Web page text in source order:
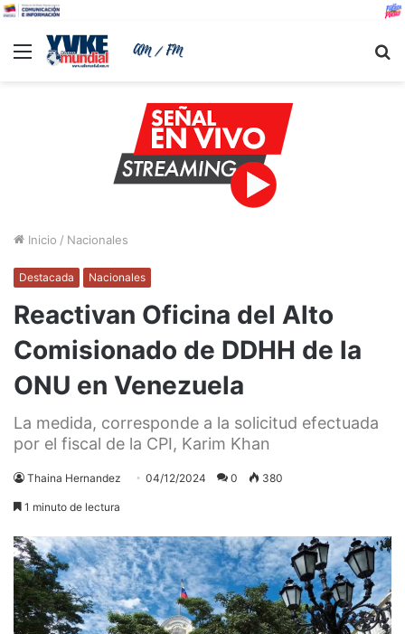
Menu
Inicio / Nacionales
Destacada Nacionales
Reactivan Oficina del Alto
Comisionado de DDHH de la
ONU en Venezuela
La medida, corresponde a la solicitud efectuada
por el fiscal de la CPI, Karim Khan
Thaina Hernandez 04/12/2024 0 380
1 minuto de lectura